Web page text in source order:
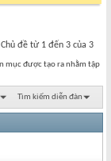
Chủ đề từ 1 đến 3 của 3
mục được tạo ra nhằm tập
Tìm kiếm diễn đàn